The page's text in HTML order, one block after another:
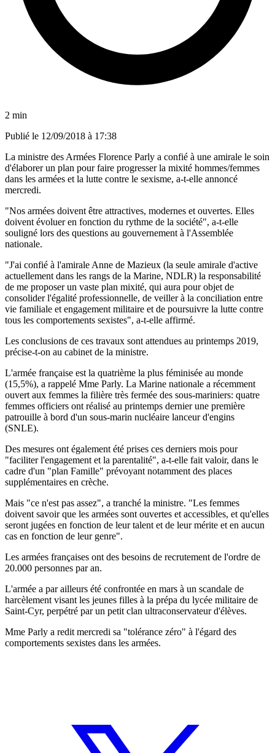
2 min
Publié le 12/09/2018 à 17:38
La ministre des Armées Florence Parly a confié à une amirale le soin
d'élaborer un plan pour faire progresser la mixité hommes/femmes
dans les armées et la lutte contre le sexisme, a-t-elle annoncé
mercredi.
"Nos armées doivent être attractives, modernes et ouvertes. Elles
doivent évoluer en fonction du rythme de la société", a-t-elle
souligné lors des questions au gouvernement à l'Assemblée
nationale.
"J'ai confié à l'amirale Anne de Mazieux (la seule amirale d'active
actuellement dans les rangs de la Marine, NDLR) la responsabilité
de me proposer un vaste plan mixité, qui aura pour objet de
consolider l'égalité professionnelle, de veiller à la conciliation entre
vie familiale et engagement militaire et de poursuivre la lutte contre
tous les comportements sexistes", a-t-elle affirmé.
Les conclusions de ces travaux sont attendues au printemps 2019,
précise-t-on au cabinet de la ministre.
L'armée française est la quatrième la plus féminisée au monde
(15,5%), a rappelé Mme Parly. La Marine nationale a récemment
ouvert aux femmes la filière très fermée des sous-mariniers: quatre
femmes officiers ont réalisé au printemps dernier une première
patrouille à bord d'un sous-marin nucléaire lanceur d'engins
(SNLE).
Des mesures ont également été prises ces derniers mois pour
"faciliter l'engagement et la parentalité", a-t-elle fait valoir, dans le
cadre d'un "plan Famille" prévoyant notamment des places
supplémentaires en crèche.
Mais "ce n'est pas assez", a tranché la ministre. "Les femmes
doivent savoir que les armées sont ouvertes et accessibles, et qu'elles
seront jugées en fonction de leur talent et de leur mérite et en aucun
cas en fonction de leur genre".
Les armées françaises ont des besoins de recrutement de l'ordre de
20.000 personnes par an.
L'armée a par ailleurs été confrontée en mars à un scandale de
harcèlement visant les jeunes filles à la prépa du lycée militaire de
Saint-Cyr, perpétré par un petit clan ultraconservateur d'élèves.
Mme Parly a redit mercredi sa "tolérance zéro" à l'égard des
comportements sexistes dans les armées.